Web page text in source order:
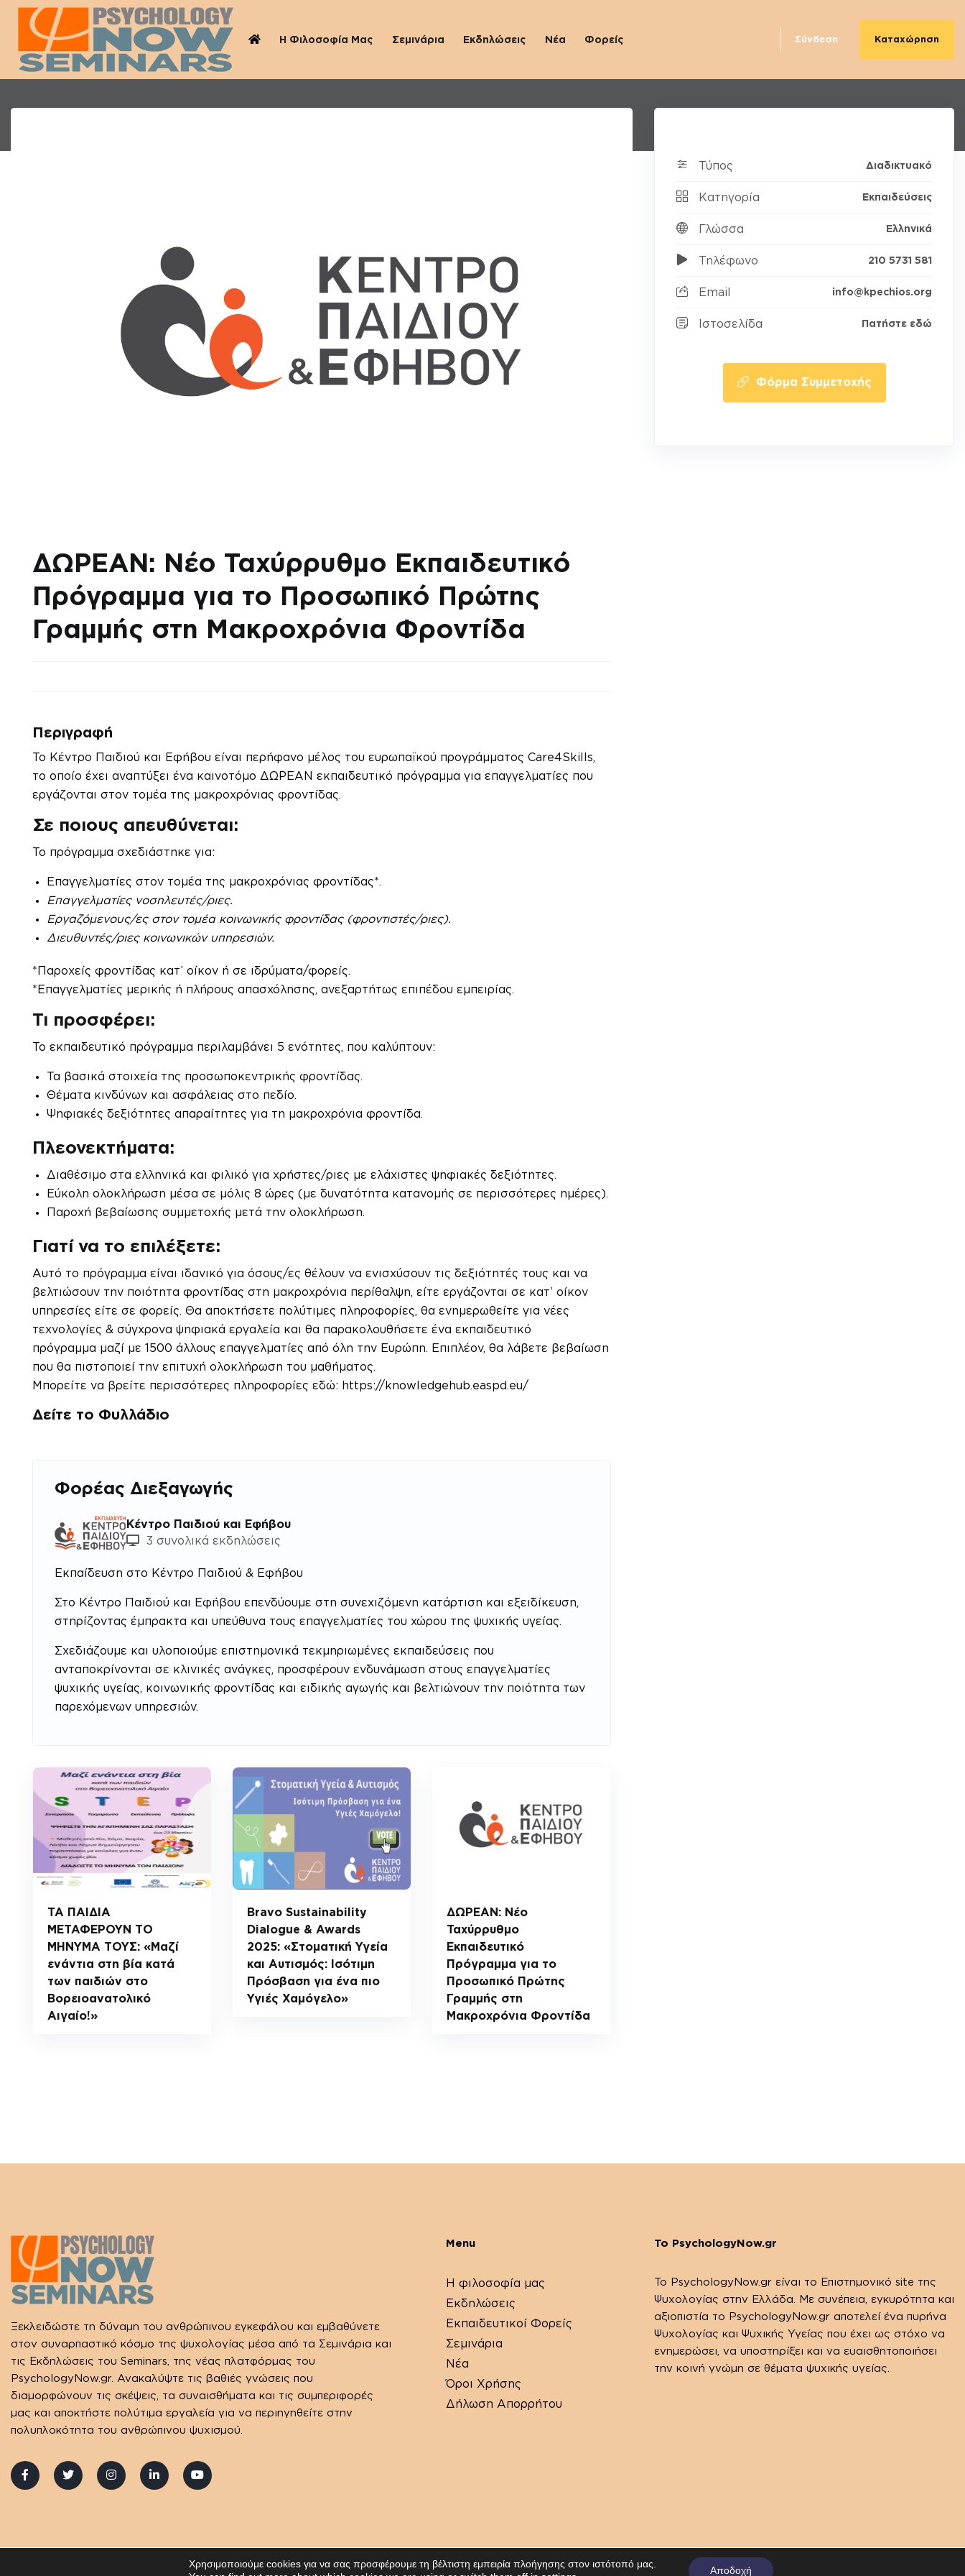
Η Φιλοσοφία Μας Σεμινάρια Εκδηλώσεις Νέα Φορείς Σύνδεση Καταχώρηση
ΔΩΡΕΑΝ: Νέο Ταχύρρυθμο Εκπαιδευτικό
Πρόγραμμα για το Προσωπικό Πρώτης
Γραμμής στη Μακροχρόνια Φροντίδα
Περιγραφή
Το Κέντρο Παιδιού και Εφήβου είναι περήφανο μέλος του ευρωπαϊκού προγράμματος Care4S kills,
το οποίο έχει αναπτύξει ένα καινοτόμο ΔΩΡΕΑΝ εκπαιδευτικό πρόγραμμα για επαγγελματίες που
εργάζονται στον τομέα της μακροχρόνιας φροντίδας.
Σε ποιους απευθύνεται:
Το πρόγραμμα σχεδιάστηκε για:
Επαγγελματίες στον τομέα της μακροχρόνιας φροντίδας*.
Επαγγελματίες νοσηλευτές/ριες.
Εργαζόμενους/ες στον τομέα κοινωνικής φροντίδας (φροντιστές/ριες).
Διευθυντές/ριες κοινωνικών υπηρεσιών.
*Παροχείς φροντίδας κατ’ οίκον ή σε ιδρύματα/φορείς.
*Επαγγελματίες μερικής ή πλήρους απασχόλησης, ανεξαρτήτως επιπέδου εμπειρίας.
Τι προσφέρει:
Το εκπαιδευτικό πρόγραμμα περιλαμβάνει 5 ενότητες, που καλύπτουν:
Τα βασικά στοιχεία της προσωποκεντρικής φροντίδας.
Θέματα κινδύνων και ασφάλειας στο πεδίο.
Ψηφιακές δεξιότητες απαραίτητες για τη μακροχρόνια φροντίδα.
Πλεονεκτήματα:
Διαθέσιμο στα ελληνικά και φιλικό για χρήστες/ριες με ελάχιστες ψηφιακές δεξιότητες.
Εύκολη ολοκλήρωση μέσα σε μόλις 8 ώρες (με δυνατότητα κατανομής σε περισσότερες ημέρες).
Παροχή βεβαίωσης συμμετοχής μετά την ολοκλήρωση.
Γιατί να το επιλέξετε:
Αυτό το πρόγραμμα είναι ιδανικό για όσους/ες θέλουν να ενισχύσουν τις δεξιότητές τους και να
βελτιώσουν την ποιότητα φροντίδας στη μακροχρόνια περίθαλψη, είτε εργάζονται σε κατ’ οίκον
υπηρεσίες είτε σε φορείς. Θα αποκτήσετε πολύτιμες πληροφορίες, θα ενημερωθείτε για νέες
τεχνολογίες & σύγχρονα ψηφιακά εργαλεία και θα παρακολουθήσετε ένα εκπαιδευτικό
πρόγραμμα μαζί με 1500 άλλους επαγγελματίες από όλη την Ευρώπη. Επιπλέον, θα λάβετε βεβαίωση
που θα πιστοποιεί την επιτυχή ολοκλήρωση του μαθήματος.
Μπορείτε να βρείτε περισσότερες πληροφορίες εδώ: https://knowledgehub.easpd.eu/
Δείτε το Φυλλάδιο
Φορέας Διεξαγωγής
Κέντρο Παιδιού και Εφήβου
3 συνολικά εκδηλώσεις
Εκπαίδευση στο Κέντρο Παιδιού & Εφήβου
Στο Κέντρο Παιδιού και Εφήβου επενδύουμε στη συνεχιζόμενη κατάρτιση και εξειδίκευση,
στηρίζοντας έμπρακτα και υπεύθυνα τους επαγγελματίες του χώρου της ψυχικής υγείας.
Σχεδιάζουμε και υλοποιούμε επιστημονικά τεκμηριωμένες εκπαιδεύσεις που
ανταποκρίνονται σε κλινικές ανάγκες, προσφέρουν ενδυνάμωση στους επαγγελματίες
ψυχικής υγείας, κοινωνικής φροντίδας και ειδικής αγωγής και βελτιώνουν την ποιότητα των
παρεχόμενων υπηρεσιών.
ΤΑ ΠΑΙΔΙΑ
ΜΕΤΑΦΕΡΟΥΝ ΤΟ
ΜΗΝΥΜΑ ΤΟΥΣ: «Μαζί
ενάντια στη βία κατά
των παιδιών στο
Βορειοανατολικό
Αιγαίο!»
Bravo Sustainability
Dialogue & Awards
2025: «Στοματική Υγεία
και Αυτισμός: Ισότιμη
Πρόσβαση για ένα πιο
Υγιές Χαμόγελο»
ΔΩΡΕΑΝ: Νέο
Ταχύρρυθμο
Εκπαιδευτικό
Πρόγραμμα για το
Προσωπικό Πρώτης
Γραμμής στη
Μακροχρόνια Φροντίδα
Τύπος Διαδικτυακό
Κατηγορία Εκπαιδεύσεις
Γλώσσα Ελληνικά
Τηλέφωνο 210 5731 581
Email info@kpechios.org
Ιστοσελίδα Πατήστε εδώ
Φόρμα Συμμετοχής
Ξεκλειδώστε τη δύναμη του ανθρώπινου εγκεφάλου και εμβαθύνετε
στον συναρπαστικό κόσμο της ψυχολογίας μέσα από τα Σεμινάρια και
τις Εκδηλώσεις του Seminars, της νέας πλατφόρμας του
PsychologyNow.gr. Ανακαλύψτε τις βαθιές γνώσεις που
διαμορφώνουν τις σκέψεις, τα συναισθήματα και τις συμπεριφορές
μας και αποκτήστε πολύτιμα εργαλεία για να περιηγηθείτε στην
πολυπλοκότητα του ανθρώπινου ψυχισμού.
Menu
Η φιλοσοφία μας
Εκδηλώσεις
Εκπαιδευτικοί Φορείς
Σεμινάρια
Νέα
Όροι Χρήσης
Δήλωση Απορρήτου
Το PsychologyNow.gr
Το PsychologyΝow.gr είναι το Επιστημονικό site της
Ψυχολογίας στην Ελλάδα. Με συνέπεια, εγκυρότητα και
αξιοπιστία το PsychologyΝow.gr αποτελεί ένα πυρήνα
Ψυχολογίας και Ψυχικής Υγείας που έχει ως στόχο να
ενημερώσει, να υποστηρίξει και να ευαισθητοποιήσει
την κοινή γνώμη σε θέματα ψυχικής υγείας.
Χρησιμοποιούμε cookies για να σας προσφέρουμε τη βέλτιστη εμπειρία πλοήγησης στον ιστότοπό μας.
Αποδοχή